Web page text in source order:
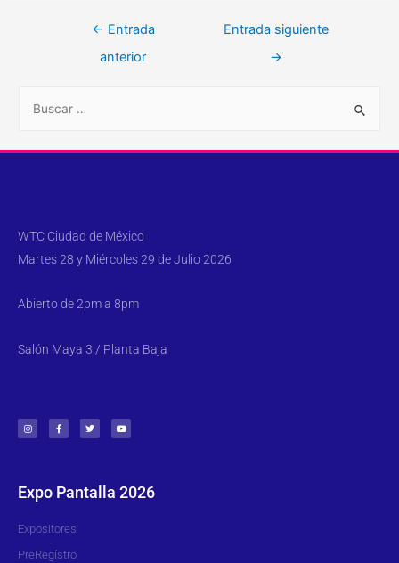
← Entrada
anterior
Entrada siguiente
→
WTC Ciudad de México
Martes 28 y Miércoles 29 de Julio 2026
Abierto de 2pm a 8pm
Salón Maya 3 / Planta Baja
Expo Pantalla 2026
Expositores
PreRegístro